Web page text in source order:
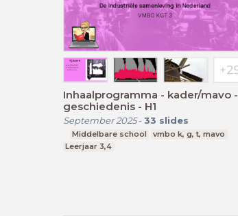
Inhaalprogramma - kader/mavo -
geschiedenis - H1
September 2025- 33 slides
Middelbare school
vmbo k, g, t, mavo
Leerjaar 3,4